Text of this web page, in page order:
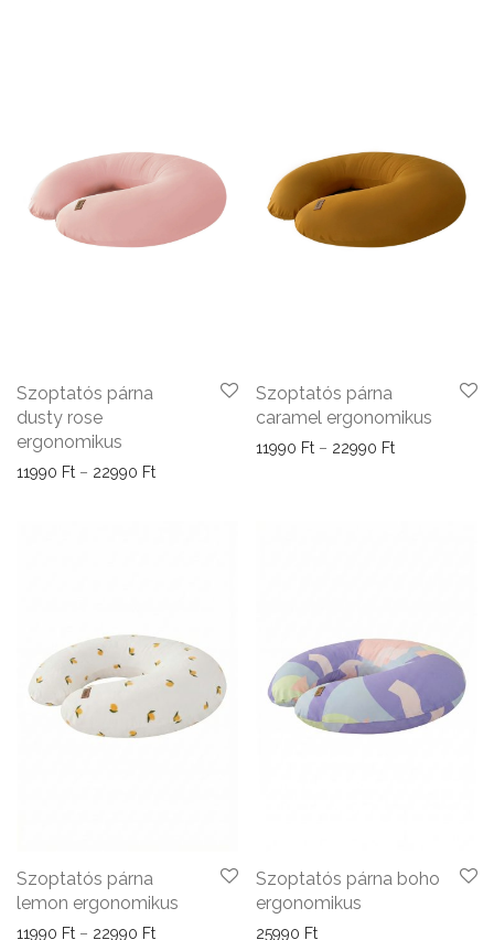
Szoptatós párna
dusty rose
ergonomikus
11990 Ft – 22990 FtÁrtartomány: 11990 Ft - 22990 Ft
Szoptatós párna
caramel ergonomikus
11990 Ft – 22990 FtÁrtartomány:
Szoptatós párna
lemon ergonomikus
11990 Ft – 22990 FtÁrtartomány: 11990 Ft - 22990 Ft
Szoptatós párna boho
ergonomikus
25990 Ft